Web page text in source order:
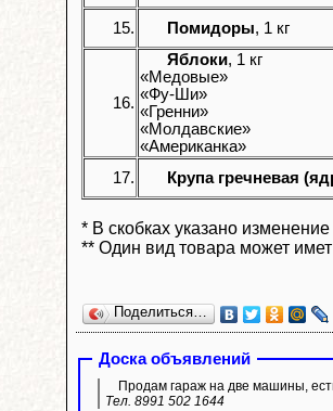
15. Помидоры, 1 кг
16.
Яблоки, 1 кг
«Медовые»
«Фу-Ши»
«Гренни»
«Молдавские»
«Американка»
17.
Крупа гречневая
* В скобках указано
** Один вид товара может
Поделиться…
Доска объявлений
Продам гараж на две машины,
Тел. 8991 502 1644